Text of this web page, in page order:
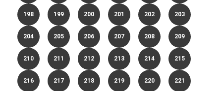
198 199 200 201 202 203
204 205 206 207 208 209
210 211 212 213 214 215
216 217 218 219 220 221